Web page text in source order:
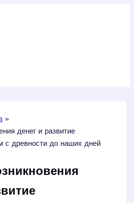
денег и развитие
с древности до наших дней